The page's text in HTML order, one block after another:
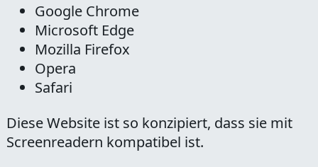
Google Chrome
Microsoft Edge
Mozilla Firefox
Opera
Safari
Diese Website ist so konzipiert, dass sie mit
Screenreadern kompatibel ist.